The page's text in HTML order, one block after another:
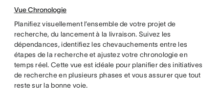
Vue Chronologie
Planifiez visuellement l’ensemble de votre projet de
recherche, du lancement à la livraison. Suivez les
dépendances, identifiez les chevauchements entre les
étapes de la recherche et ajustez votre chronologie en
temps réel. Cette vue est idéale pour planifier des initiatives
de recherche en plusieurs phases et vous assurer que tout
reste sur la bonne voie.